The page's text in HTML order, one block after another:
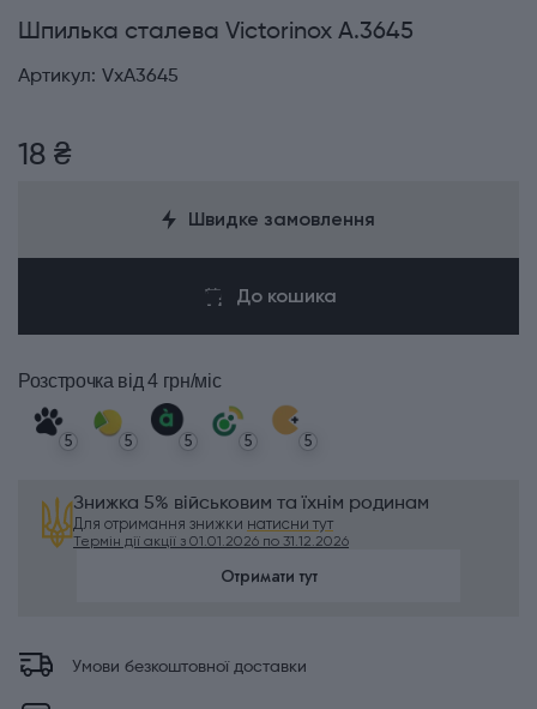
Шпилька сталева Victorinox A.3645
Артикул: VxA3645
18 ₴
Швидке замовлення
До кошика
Розстрочка від 4 грн/міс
5 5 5 5 5
Знижка 5% військовим та їхнім родинам
Для отримання знижки натисни тут
Термін дії акції з 01.01.2026 по 31.12.2026
Отримати тут
Умови безкоштовної доставки